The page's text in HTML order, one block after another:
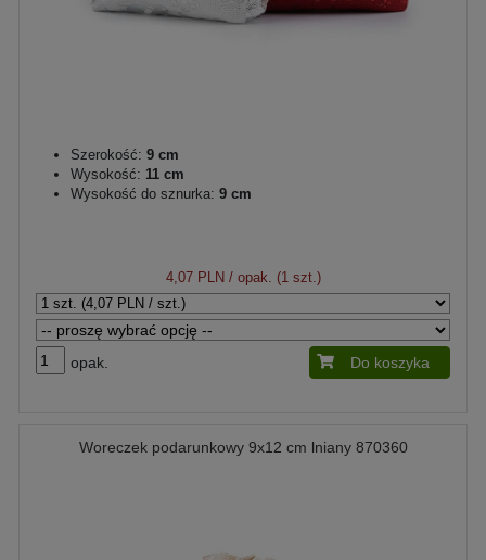
Szerokość: 9 cm
Wysokość: 11 cm
Wysokość do sznurka: 9 cm
4,07 PLN / opak. (1 szt.)
opak. Do koszyka
Woreczek podarunkowy 9x12 cm lniany 870360